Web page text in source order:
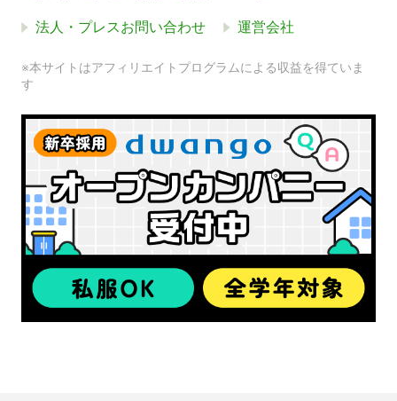
法人・プレスお問い合わせ 運営会社
※本サイトはアフィリエイトプログラムによる収益を得ていま
す